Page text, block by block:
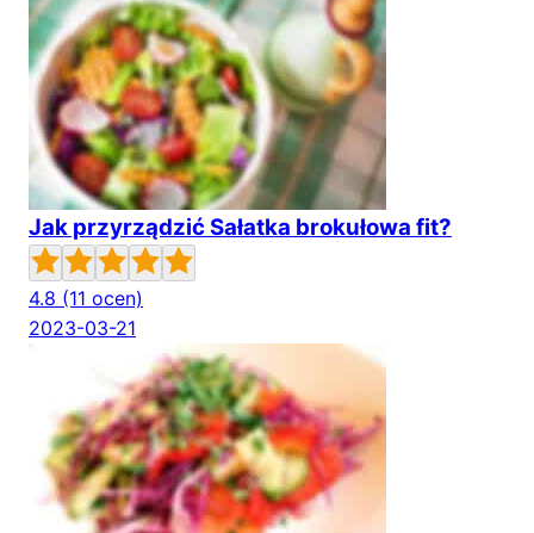
Jak przyrządzić Sałatka brokułowa fit?
4.8 (11 ocen)
2023-03-21